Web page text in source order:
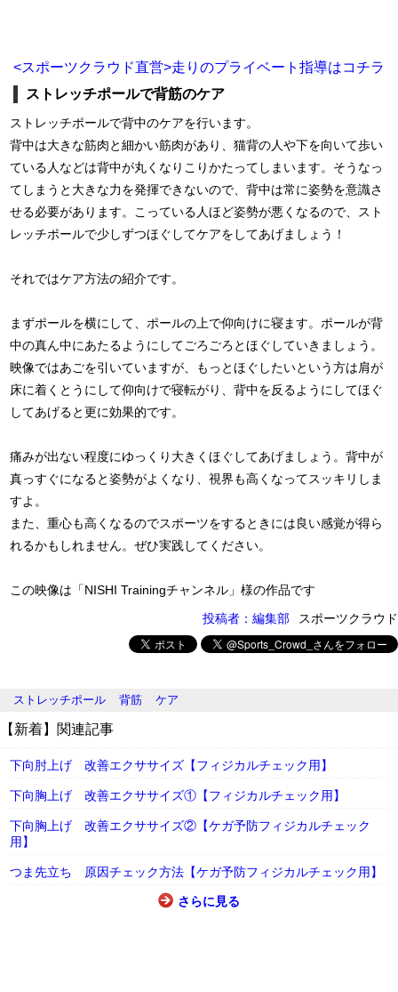
<スポーツクラウド直営>走りのプライベート指導はコチラ
ストレッチポールで背筋のケア
ストレッチポールで背中のケアを行います。
背中は大きな筋肉と細かい筋肉があり、猫背の人や下を向いて歩い
ている人などは背中が丸くなりこりかたってしまいます。そうなっ
てしまうと大きな力を発揮できないので、背中は常に姿勢を意識さ
せる必要があります。こっている人ほど姿勢が悪くなるので、スト
レッチポールで少しずつほぐしてケアをしてあげましょう！
それではケア方法の紹介です。
まずポールを横にして、ポールの上で仰向けに寝ます。ポールが背
中の真ん中にあたるようにしてごろごろとほぐしていきましょう。
映像ではあごを引いていますが、もっとほぐしたいという方は肩が
床に着くとうにして仰向けで寝転がり、背中を反るようにしてほぐ
してあげると更に効果的です。
痛みが出ない程度にゆっくり大きくほぐしてあげましょう。背中が
真っすぐになると姿勢がよくなり、視界も高くなってスッキリしま
すよ。
また、重心も高くなるのでスポーツをするときには良い感覚が得ら
れるかもしれません。ぜひ実践してください。
この映像は「NISHI Trainingチャンネル」様の作品です
投稿者：編集部
スポーツクラウド
ストレッチポール 背筋 ケア
【新着】関連記事
下向肘上げ 改善エクササイズ【フィジカルチェック用】
下向胸上げ 改善エクササイズ①【フィジカルチェック用】
下向胸上げ 改善エクササイズ②【ケガ予防フィジカルチェック
用】
つま先立ち 原因チェック方法【ケガ予防フィジカルチェック用】
さらに見る